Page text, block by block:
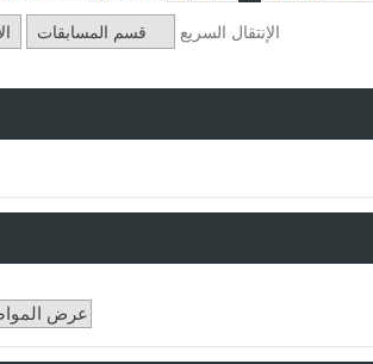
الإنتقال السريع قسم المسابقات